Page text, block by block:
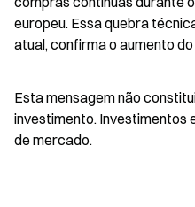
europeu. Essa quebra
atual, confirma o aumento
Esta mensagem não
investimento. Investimentos
de mercado.